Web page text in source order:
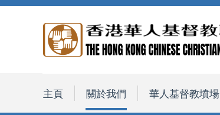
主頁 關於我們 華人基督教墳場